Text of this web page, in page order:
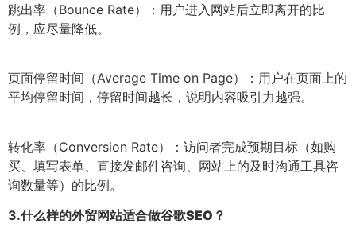
跳出率（Bounce Rate）：用户进入网站后立即离开的比
例，应尽量降低。
页面停留时间（Average Time on Page）：用户在页面上的
平均停留时间，停留时间越长，说明内容吸引力越强。
转化率（Conversion Rate）：访问者完成预期目标（如购
买、填写表单、直接发邮件咨询、网站上的及时沟通工具咨
询数量等）的比例。
3.什么样的外贸网站适合做谷歌SEO？